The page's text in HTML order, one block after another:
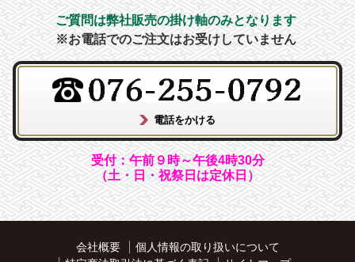
ご質問は弊社販売の掛け軸のみとなります
※お電話でのご注文はお受けしていません
受付：午前９時～午後4時30分
（土・日・祝祭日は定休日）
会社概要
個人情報の取り扱いについて